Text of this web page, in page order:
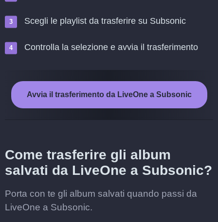
Scegli le playlist da trasferire su Subsonic
Controlla la selezione e avvia il trasferimento
Avvia il trasferimento da LiveOne a Subsonic
Come trasferire gli album
salvati da LiveOne a Subsonic?
Porta con te gli album salvati quando passi da
LiveOne a Subsonic.